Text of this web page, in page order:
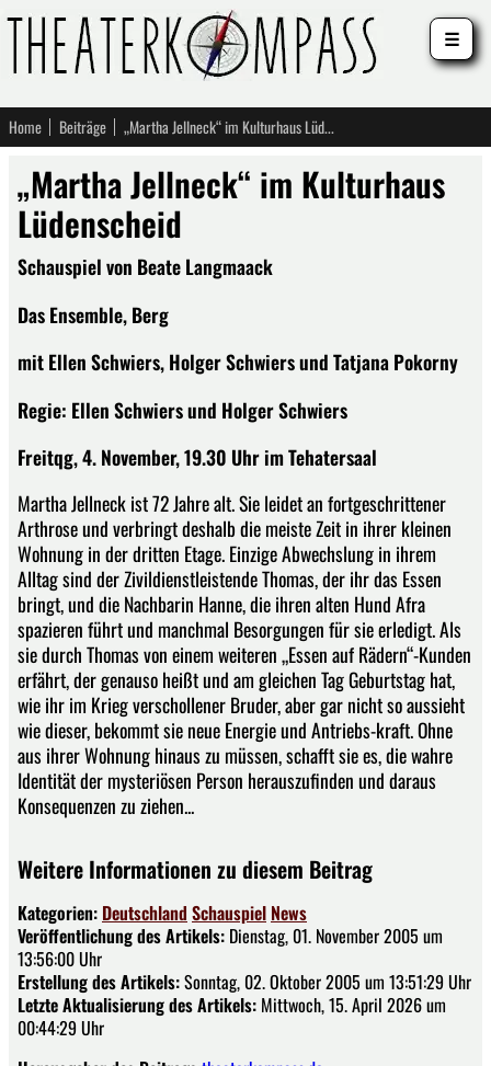
Home Beiträge „Martha Jellneck“ im Kulturhaus Lüdenscheid
„Martha Jellneck“ im Kulturhaus
Lüdenscheid
Schauspiel von Beate Langmaack
Das Ensemble, Berg
mit Ellen Schwiers, Holger Schwiers und Tatjana Pokorny
Regie: Ellen Schwiers und Holger Schwiers
Freitqg, 4. November, 19.30 Uhr im Tehatersaal
Martha Jellneck ist 72 Jahre alt. Sie leidet an fortgeschrittener
Arthrose und verbringt deshalb die meiste Zeit in ihrer kleinen
Wohnung in der dritten Etage. Einzige Abwechslung in ihrem
Alltag sind der Zivildienstleistende Thomas, der ihr das Essen
bringt, und die Nachbarin Hanne, die ihren alten Hund Afra
spazieren führt und manchmal Besorgungen für sie erledigt. Als
sie durch Thomas von einem weiteren „Essen auf Rädern“-Kunden
erfährt, der genauso heißt und am gleichen Tag Geburtstag hat,
wie ihr im Krieg verschollener Bruder, aber gar nicht so aussieht
wie dieser, bekommt sie neue Energie und Antriebs-kraft. Ohne
aus ihrer Wohnung hinaus zu müssen, schafft sie es, die wahre
Identität der mysteriösen Person herauszufinden und daraus
Konsequenzen zu ziehen...
Weitere Informationen zu diesem Beitrag
Kategorien: Deutschland Schauspiel News
Veröffentlichung des Artikels: Dienstag, 01. November 2005 um
13:56:00 Uhr
Erstellung des Artikels:Sonntag, 02. Oktober 2005 um 13:51:29 Uhr
Letzte Aktualisierung des Artikels: Mittwoch, 15. April 2026 um
00:44:29 Uhr
☰